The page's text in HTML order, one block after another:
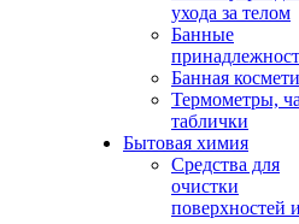
ухода за телом
Банные
Банная
Термометры,
таблички
Бытовая химия
Средства для
очистки
поверхностей